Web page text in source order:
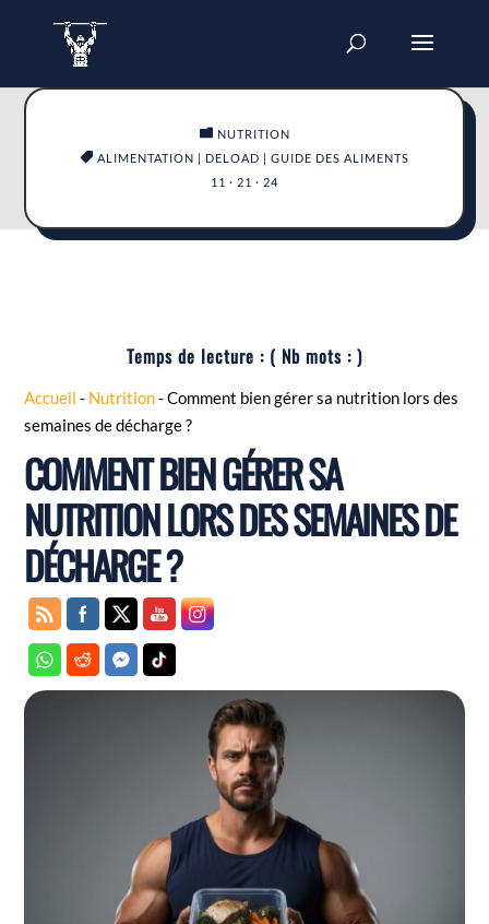
 NUTRITION
 ALIMENTATION | DELOAD | GUIDE DES ALIMENTS
11 · 21 · 24
Temps de lecture : ( Nb mots : )
Accueil - Nutrition-Comment bien gérer sa nutrition lors des
semaines de décharge ?
COMMENT BIEN GÉRER SA
NUTRITION LORS DES SEMAINES DE
DÉCHARGE ?